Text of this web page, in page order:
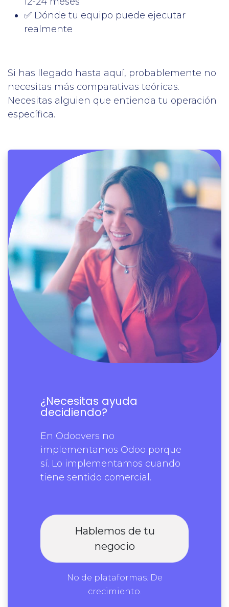
✅ Dónde tu equipo puede ejecutar
realmente
Si has llegado hasta aquí, probablemente no
necesitas más comparativas teóricas.
Necesitas alguien que entienda tu operación
específica.
¿Necesitas ayuda
decidiendo?
En Odoovers no
implementamos Odoo porque
sí. Lo implementamos cuando
tiene sentido comercial.
Hablemos de tu
negocio
No de plataformas. De
crecimiento.